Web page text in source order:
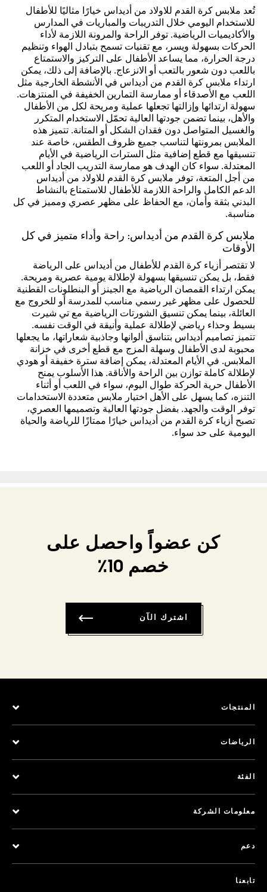
تُعد ملابس كرة القدم للاولاد من أديداس خيارًا مثاليًا للأطفال
للاستخدام اليومي خلال التدريبات والمباريات في المدارس
والأكاديميات الرياضية. توفر الراحة والمرونة اللازمة لأداء
الحركات بسهولة ويسر، مع تقنيات تسمح بتبادل الهواء وتنظيم
درجة الحرارة، مما يساعد الأطفال على التركيز والاستمتاع
باللعب دون شعور بالتعب أو الانزعاج. بالإضافة إلى ذلك، يمكن
ارتداء ملابس كرة القدم من أديداس في الأنشطة الخارجية مثل
اللعب مع الأصدقاء أو ممارسة التمارين الخفيفة في المنتزهات.
سهولة ارتدائها وإزالتها تجعلها عملية ومريحة لكل من الأطفال
والأهل، بينما تضمن جودتها العالية تحمّل الاستخدام المتكرر
والغسيل المتواصل دون فقدان الشكل أو المتانة. تتميز هذه
الملابس بمرونتها لتناسب جميع ظروف الطقس، خاصة عند
تنسيقها مع قطع إضافية مثل السترات الرياضية في الأيام
المعتدلة. سواء كان الهدف هو ممارسة التدريب الجاد أو اللعب
من أجل المتعة، توفر ملابس كرة القدم للاولاد من أديداس
الدعم الكامل والراحة اللازمة للأطفال للاستمتاع بالنشاط
البدني بثقة وأمان، مع الحفاظ على مظهر عصري ومميز في كل
مناسبة.
ملابس كرة القدم من أديداس: راحة وأداء متميز في كل
الأوقات
لا تقتصر أزياء كرة القدم للأطفال من أديداس على الرياضة
فقط، بل يمكن تنسيقها بسهولة لإطلالة يومية عصرية ومريحة.
يمكن ارتداء القمصان الرياضية مع الجينز أو البنطلونات القطنية
للحصول على مظهر غير رسمي مناسب للمدرسة أو للخروج مع
العائلة، بينما يمكن تنسيق الشورتات الرياضية مع تي شيرت
بسيط وحذاء رياضي لإطلالة عملية وأنيقة في الوقت نفسه.
تتميز تصاميم أديداس بتناسق ألوانها وجاذبية شعاراتها، ما يجعلها
محبوبة لدى الأطفال وسهلة المزج مع قطع أخرى في خزانة
الملابس. في الأيام المعتدلة، يمكن إضافة سترة خفيفة أو هودي
لإطلالة كاملة توازن بين الراحة والأناقة. هذا الأسلوب يمنح
الأطفال حرية الحركة طوال اليوم، سواء في اللعب أو أثناء
التنزه، كما يسهل على الأهل اختيار ملابس متعددة الاستخدامات
توفر الوقت والجهد. بفضل جودتها العالية وتصميمها العصري،
تصبح أزياء كرة القدم من أديداس خيارًا ممتازًا للرياضة والحياة
اليومية على حد سواء.
كن عضواً واحصل على
خصم 10٪
اشترك الآن
المنتجات
الرياضات
الفئة
معلومات الشركة
دعم
تابعنا